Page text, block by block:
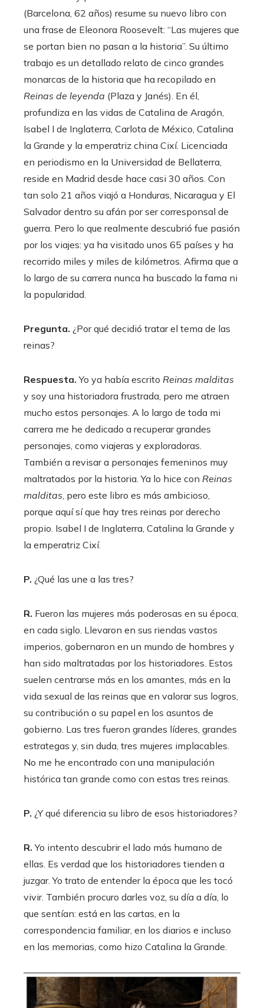
(Barcelona, 62 años) resume su nuevo libro con
una frase de Eleonora Roosevelt: “Las mujeres que
se portan bien no pasan a la historia”. Su último
trabajo es un detallado relato de cinco grandes
monarcas de la historia que ha recopilado en
Reinas de leyenda (Plaza y Janés). En él,
profundiza en las vidas de Catalina de Aragón,
Isabel I de Inglaterra, Carlota de México, Catalina
la Grande y la emperatriz china Cixí. Licenciada
en periodismo en la Universidad de Bellaterra,
reside en Madrid desde hace casi 30 años. Con
tan solo 21 años viajó a Honduras, Nicaragua y El
Salvador dentro su afán por ser corresponsal de
guerra. Pero lo que realmente descubrió fue pasión
por los viajes: ya ha visitado unos 65 países y ha
recorrido miles y miles de kilómetros. Afirma que a
lo largo de su carrera nunca ha buscado la fama ni
la popularidad.
Pregunta. ¿Por qué decidió tratar el tema de las
reinas?
Respuesta.Yo ya había escrito Reinas malditas
y soy una historiadora frustrada, pero me atraen
mucho estos personajes. A lo largo de toda mi
carrera me he dedicado a recuperar grandes
personajes, como viajeras y exploradoras.
También a revisar a personajes femeninos muy
maltratados por la historia. Ya lo hice con Reinas
malditas , pero este libro es más ambicioso,
porque aquí sí que hay tres reinas por derecho
propio. Isabel I de Inglaterra, Catalina la Grande y
la emperatriz Cixí.
P. ¿Qué las une a las tres?
R. Fueron las mujeres más poderosas en su época,
en cada siglo. Llevaron en sus riendas vastos
imperios, gobernaron en un mundo de hombres y
han sido maltratadas por los historiadores. Estos
suelen centrarse más en los amantes, más en la
vida sexual de las reinas que en valorar sus logros,
su contribución o su papel en los asuntos de
gobierno. Las tres fueron grandes líderes, grandes
estrategas y, sin duda, tres mujeres implacables.
No me he encontrado con una manipulación
histórica tan grande como con estas tres reinas.
P. ¿Y qué diferencia su libro de esos historiadores?
R.Yo intento descubrir el lado más humano de
ellas. Es verdad que los historiadores tienden a
juzgar. Yo trato de entender la época que les tocó
vivir. También procuro darles voz, su día a día, lo
que sentían: está en las cartas, en la
correspondencia familiar, en los diarios e incluso
en las memorias, como hizo Catalina la Grande.